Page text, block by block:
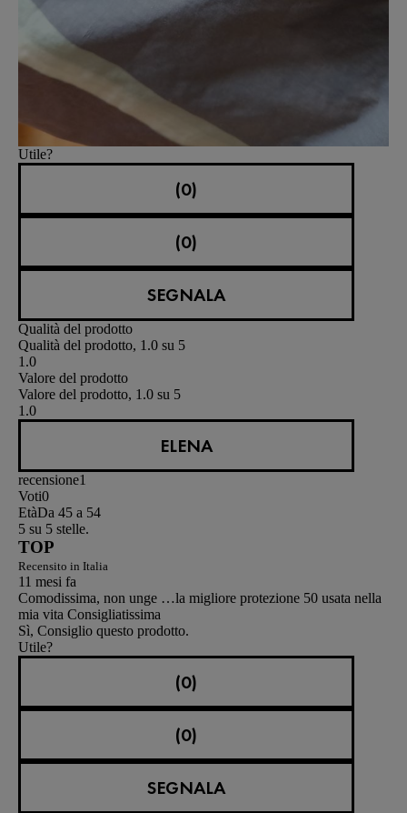
Utile?
(0)
(0)
SEGNALA
Qualità del prodotto
Qualità del prodotto, 1.0 su 5
1.0
Valore del prodotto
Valore del prodotto, 1.0 su 5
1.0
ELENA
recensione1
Voti0
EtàDa 45 a 54
5 su 5 stelle.
TOP
Recensito in Italia
11 mesi fa
Comodissima, non unge …la migliore protezione 50 usata nella
mia vita Consigliatissima
Sì, Consiglio questo prodotto.
Utile?
(0)
(0)
SEGNALA